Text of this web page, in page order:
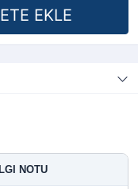
NOTU